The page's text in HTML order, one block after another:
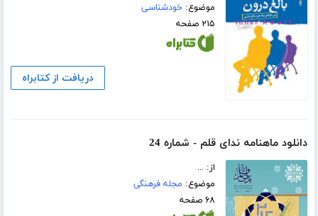
موضوع:خودشناسی
۲۱۵ صفحه
دریافت از کتابراه
دانلود ماهنامه ندای قلم - شماره 24
از: ...
موضوع: مجله فرهنگی
۶۸ صفحه